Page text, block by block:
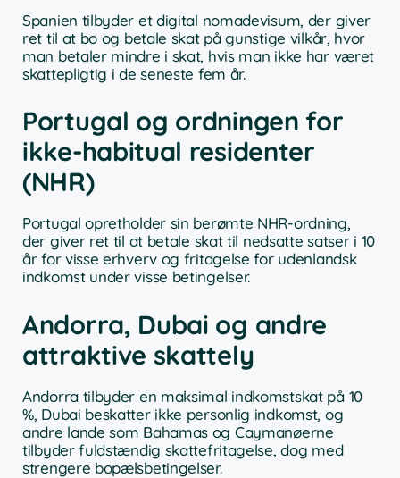
Spanien tilbyder et digital nomadevisum, der giver
ret til at bo og betale skat på gunstige vilkår, hvor
man betaler mindre i skat, hvis man ikke har været
skattepligtig i de seneste fem år.
Portugal og ordningen for
ikke-habitual residenter
(NHR)
Portugal opretholder sin berømte NHR-ordning,
der giver ret til at betale skat til nedsatte satser i 10
år for visse erhverv og fritagelse for udenlandsk
indkomst under visse betingelser.
Andorra, Dubai og andre
attraktive skattely
Andorra tilbyder en maksimal indkomstskat på 10
%, Dubai beskatter ikke personlig indkomst, og
andre lande som Bahamas og Caymanøerne
tilbyder fuldstændig skattefritagelse, dog med
strengere bopælsbetingelser.